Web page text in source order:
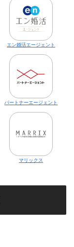
エン婚活エージェント
パートナーエージェント
マリックス